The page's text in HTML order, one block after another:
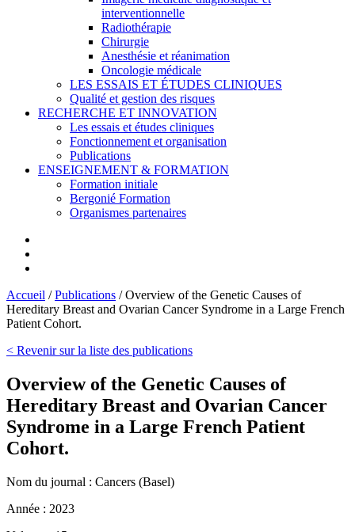
interventionnelle
Radiothérapie
Chirurgie
Anesthésie et réanimation
Oncologie médicale
LES ESSAIS ET ÉTUDES CLINIQUES
Qualité et gestion des risques
RECHERCHE ET INNOVATION
Les essais et études cliniques
Fonctionnement et organisation
Publications
ENSEIGNEMENT & FORMATION
Formation initiale
Bergonié Formation
Organismes partenaires
Accueil /Publications /Overview of the Genetic Causes of
Hereditary Breast and Ovarian Cancer Syndrome in a Large French
Patient Cohort.
< Revenir sur la liste des publications
Overview of the Genetic Causes of
Hereditary Breast and Ovarian Cancer
Syndrome in a Large French Patient
Cohort.
Nom du journal : Cancers (Basel)
Année : 2023